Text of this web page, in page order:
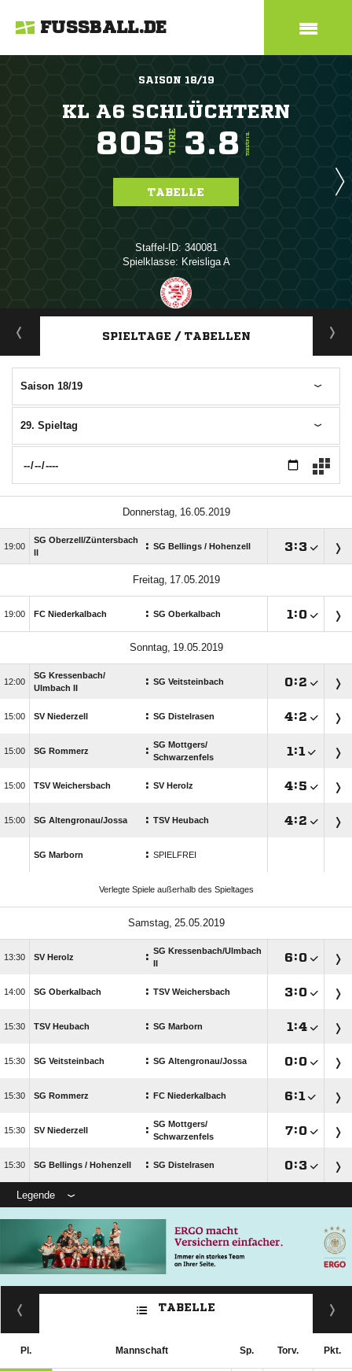
FUSSBALL.DE
SAISON 18/19
KL A6 SCHLÜCHTERN
805 TORE 3.8 TORE/SPIEL
TABELLE
Staffel-ID: 340081
Spielklasse: Kreisliga A
ANZEIGE
SPIELTAGE / TABELLEN
Saison 18/19
29. Spieltag
 

SG Oberzell/​Züntersbach
ll
: SG Bellings /​ Hohenzell :
 
 FC Niederkalbach : SG Oberkalbach  :
 

SG Kressenbach/​
Ulmbach II
: SG Veitsteinbach :
 SV Niederzell : SG Distelrasen :
 SG Rommerz : SG Mottgers/​
Schwarzenfels
 :
 TSV Weichersbach : SV Herolz :
 SG Altengronau/​Jossa : TSV Heubach :
SG Marborn : SPIELFREI
Verlegte Spiele außerhalb des Spieltages
 
 SV Herolz : SG Kressenbach/​Ulmbach
II
:
 SG Oberkalbach : TSV Weichersbach :
 TSV Heubach : SG Marborn  :
 SG Veitsteinbach : SG Altengronau/​Jossa :
 SG Rommerz : FC Niederkalbach :
 SV Niederzell : SG Mottgers/​
Schwarzenfels
:
 SG Bellings /​ Hohenzell : SG Distelrasen :
Legende
TABELLE
Pl. Mannschaft Sp. Torv. Pkt.